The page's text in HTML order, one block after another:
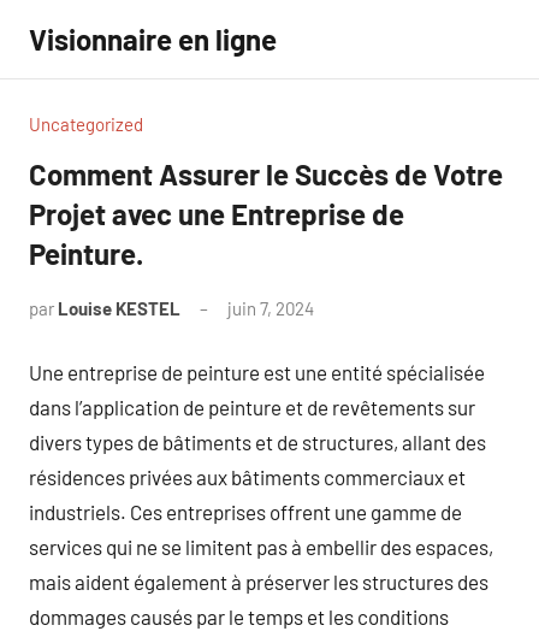
contenu
Visionnaire en ligne
Uncategorized
Comment Assurer le Succès de Votre
Projet avec une Entreprise de
Peinture.
par Louise KESTEL juin 7, 2024
Une entreprise de peinture est une entité spécialisée
dans l’application de peinture et de revêtements sur
divers types de bâtiments et de structures, allant des
résidences privées aux bâtiments commerciaux et
industriels. Ces entreprises offrent une gamme de
services qui ne se limitent pas à embellir des espaces,
mais aident également à préserver les structures des
dommages causés par le temps et les conditions